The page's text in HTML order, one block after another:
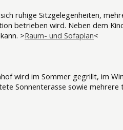
ruhige Sitzgelegenheiten,
betrieben wird. Neben dem
>Raum- und Sofaplan<
wird im Sommer gegrillt, im
Sonnenterasse sowie mehrere